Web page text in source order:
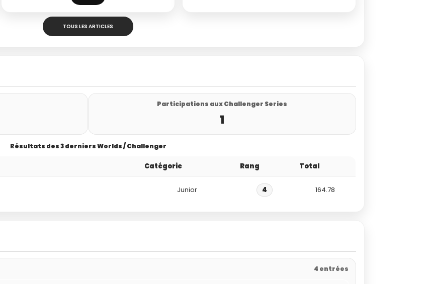
TOUS LES ARTICLES
Participations aux Challenger Series
1
Résultats des 3 derniers Worlds / Challenger
Catégorie Rang Total
Junior 4 164.78
4 entrées